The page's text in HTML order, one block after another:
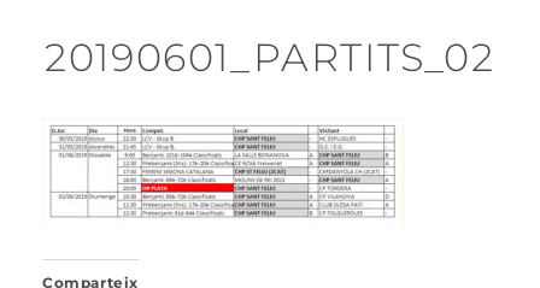
20190601_PARTITS_02
Comparteix